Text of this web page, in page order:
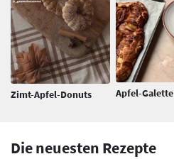
Zimt-Apfel-Donuts Apfel-Galette
Die neuesten Rezepte